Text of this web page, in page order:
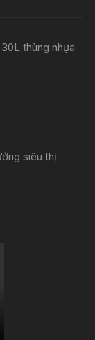
thùng nhựa
siêu thị